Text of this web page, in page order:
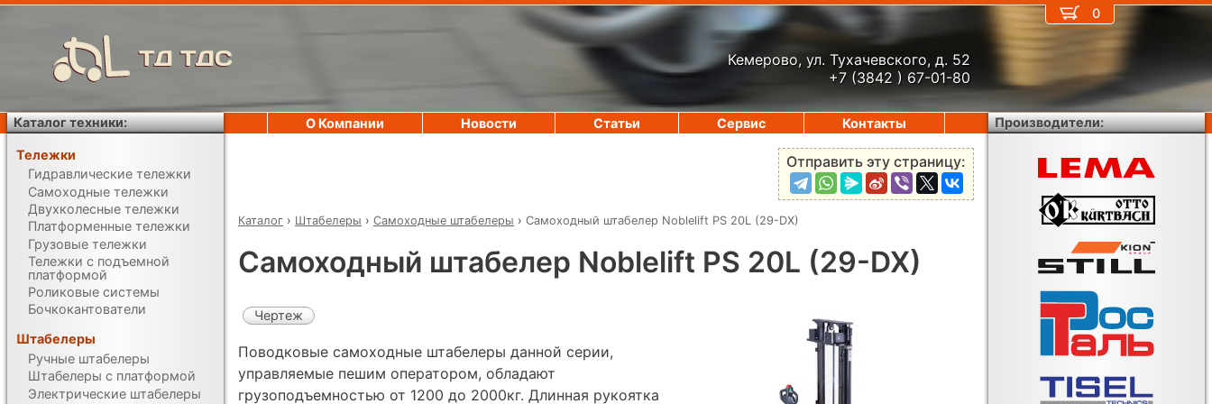
ТД ТДС
Кемерово, ул. Тухачевского, д. 52
+7 (3842 ) 67-01-80
Отправить эту страницу:
Каталог › Штабелеры › Самоходные штабелеры › Самоходный штабелер Noblelift PS 20L (29-DX)
Самоходный штабелер Noblelift PS 20L (29-DX)
Чертеж
Поводковые самоходные штабелеры данной серии,
управляемые пешим оператором, обладают
грузоподъемностью от 1200 до 2000кг. Длинная рукоятка
0
О Компании Новости Статьи Сервис Контакты
Каталог техники:
Тележки
Гидравлические тележки
Самоходные тележки
Двухколесные тележки
Платформенные тележки
Грузовые тележки
Тележки с подъемной
платформой
Роликовые системы
Бочкокантователи
Штабелеры
Ручные штабелеры
Штабелеры с платформой
Электрические штабелеры
Производители: